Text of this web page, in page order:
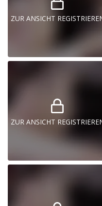
ZUR ANSICHT
ZUR ANSICHT